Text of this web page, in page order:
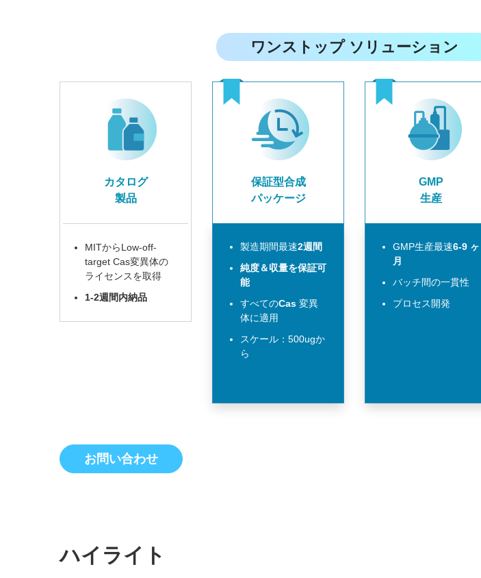
ワンストップ ソリューション
カタログ
製品
MITからLow-off-
target Cas変異体の
ライセンスを取得
1-2週間内納品
保証型合成
パッケージ
製造期間最速2週間
純度＆収量を保証可
能
すべてのCas 変異
体に適用
スケール：500ugか
ら
GMP
生産
GMP生産最速6-9 ヶ
月
バッチ間の一貫性
プロセス開発
お問い合わせ
ハイライト